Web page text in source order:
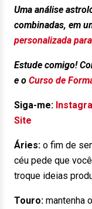
Uma análise
combinadas, em
personalizada
Estude comigo!
e o Curso de
Siga-me:
Site
Áries: o fim de
céu pede que
troque ideias
Touro: mantenha